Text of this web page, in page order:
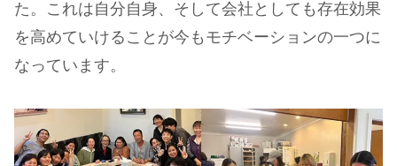
た。これは自分自身、そして会社としても存在効果
を高めていけることが今もモチベーションの一つに
なっています。